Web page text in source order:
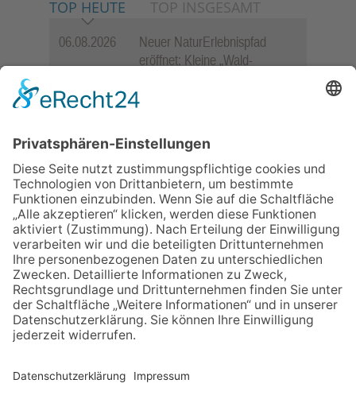
TOP HEUTE TOP INSGESAMT
06.08.2026
Neuer NaturErlebnispfad
eröffnet: Kleine „Wald-
die Zukunft der Stadt
Königstein
06.08.2026
„Rock auf der Burg“ lässt
Königstein beben
06.08.2026
„Freundschaft, das ist wie
Heimat“ – Lions-Präsident
Jürgen Rohrmann setzt auf
Gemeinschaft und Bewährtes
06.08.2026
Schulranzen schenken Kindern
einen guten Start